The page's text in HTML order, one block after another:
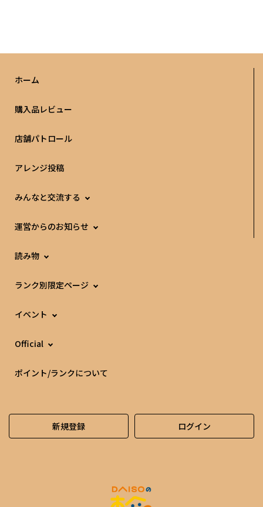
ホーム
購入品レビュー
店舗パトロール
アレンジ投稿
みんなと交流する
運営からのお知らせ
読み物
ランク別限定ページ
イベント
Official
ポイント/ランクについて
新規登録 ログイン